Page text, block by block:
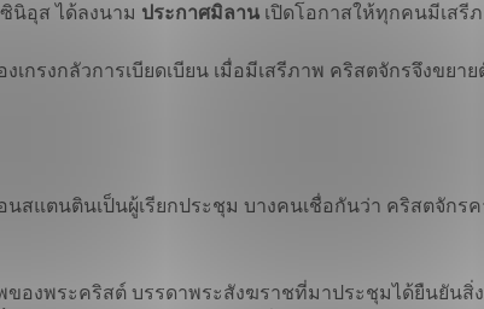
นิอุส ได้ลงนาม ประกาศมิลาน เปิดโอกาสให้ทุกคนมีเสรี
กรงกลัวการเบียดเบียน เมื่อมีเสรีภาพ คริสตจักรจึงขย
นสแตนตินเป็นผู้เรียกประชุม บางคนเชื่อกันว่า คริสตจัก
องพระคริสต์ บรรดาพระสังฆราชที่มาประชุมได้ยืนยันสิ่